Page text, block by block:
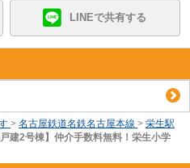
LINEで共有する
> 名古屋鉄道名鉄名古屋本線 > 栄生駅
建2号棟】仲介手数料無料！栄生小学